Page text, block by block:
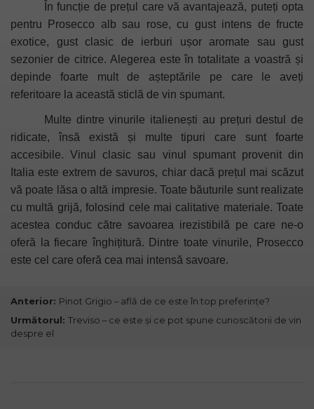
În funcție de prețul care vă avantajează, puteți opta
pentru Prosecco alb sau rose, cu gust intens de fructe
exotice, gust clasic de ierburi ușor aromate sau gust
sezonier de citrice. Alegerea este în totalitate a voastră și
depinde foarte mult de așteptările pe care le aveți
referitoare la această sticlă de vin spumant.
Multe dintre vinurile italienești au prețuri destul de
ridicate, însă există și multe tipuri care sunt foarte
accesibile. Vinul clasic sau vinul spumant provenit din
Italia este extrem de savuros, chiar dacă prețul mai scăzut
vă poate lăsa o altă impresie. Toate băuturile sunt realizate
cu multă grijă, folosind cele mai calitative materiale. Toate
acestea conduc către savoarea irezistibilă pe care ne-o
oferă la fiecare înghițitură. Dintre toate vinurile, Prosecco
este cel care oferă cea mai intensă savoare.
Anterior: Pinot Grigio – află de ce este în top preferințe?
Următorul: Treviso – ce este și ce pot spune cunoscătorii de vin
despre el